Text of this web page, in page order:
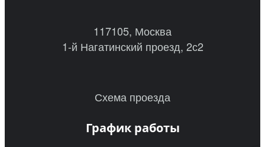
117105, Москва
1-й Нагатинский проезд, 2с2
Схема проезда
График работы